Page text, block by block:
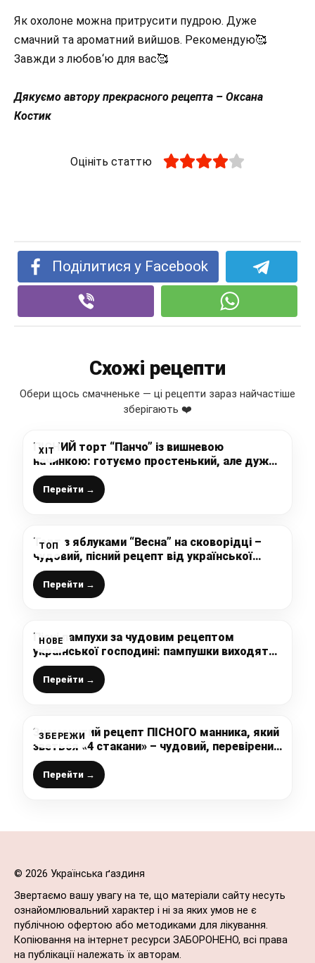
Як охолоне можна притрусити пудрою. Дуже
смачний та ароматний вийшов. Рекомендую🥰
Завжди з любов‘ю для вас🥰
Дякуємо автору прекрасного рецепта – Оксана
Костик
Оцініть статтю
Поділитися у Facebook
Схожі рецепти
Обери щось смачненьке — ці рецепти зараз найчастіше
зберігають ❤️
ХІТ
ПІСНИЙ торт “Панчо” із вишневою
начинкою: готуємо простенький, але дуже
смачний, “що пальчики оближеш” тортик
БЕЗ яєць, масла і сметани
Перейти →
ТОП
Торт з яблуками “Весна” на сковорідці –
чудовий, пісний рецепт від української
господині
Перейти →
НОВЕ
Пісні пампухи за чудовим рецептом
української господині: пампушки виходять
дуже смачні і пухкі
Перейти →
ЗБЕРЕЖИ
Знаменитий рецепт ПІСНОГО манника, який
зветься «4 стакани» – чудовий, перевірений
рецепт від української господині
Перейти →
© 2026 Українська ґаздиня
Звертаємо вашу увагу на те, що матеріали сайту несуть
ознайомлювальний характер і ні за яких умов не є
публічною офертою або методиками для лікування.
Копіювання на інтернет ресурси ЗАБОРОНЕНО, всі права
на публікації належать їх авторам.